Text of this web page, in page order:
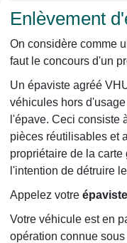
Enlèvement
On considère comme
faut le concours d'un
Un épaviste agréé
véhicules hors
l'épave. Ceci consiste
pièces réutilisables et
propriétaire de la
l'intention de détruire
Appelez votre épaviste
Votre véhicule est en
opération connue